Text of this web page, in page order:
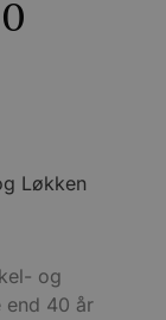
Løkken
og
end 40 år